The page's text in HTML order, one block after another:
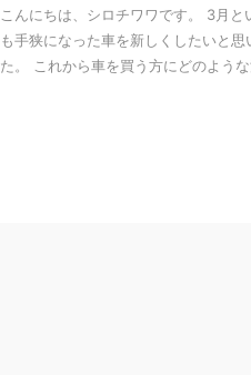
こんにちは、シロチワワです。 3月
も手狭になった車を新しくしたいと
た。 これから車を買う方にどのよう